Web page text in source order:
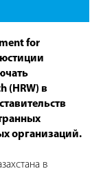
for
(HRW) в
организаций.
в